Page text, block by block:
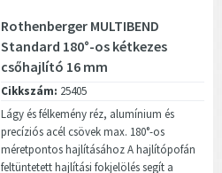
Rothenberger MULTIBEND
Standard 180°-os kétkezes
csőhajlító 16 mm
Cikkszám: 25405
Lágy és félkemény réz, alumínium és
precíziós acél csövek max. 180°-os
méretpontos hajlításához A hajlítópofán
feltüntetett hajlítási fokjelölés segít a